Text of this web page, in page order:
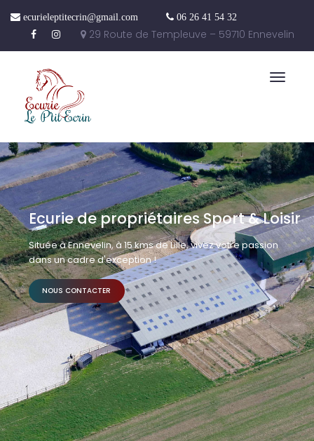
ecurieleptitecrin@gmail.com 06 26 41 54 32
29 Route de Templeuve – 59710 Ennevelin
Toggle